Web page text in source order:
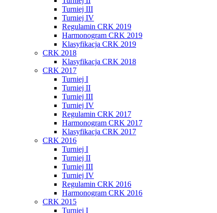
Turniej III
Turniej IV
Regulamin CRK 2019
Harmonogram CRK 2019
Klasyfikacja CRK 2019
CRK 2018
Klasyfikacja CRK 2018
CRK 2017
Turniej I
Turniej II
Turniej III
Turniej IV
Regulamin CRK 2017
Harmonogram CRK 2017
Klasyfikacja CRK 2017
CRK 2016
Turniej I
Turniej II
Turniej III
Turniej IV
Regulamin CRK 2016
Harmonogram CRK 2016
CRK 2015
Turniej I